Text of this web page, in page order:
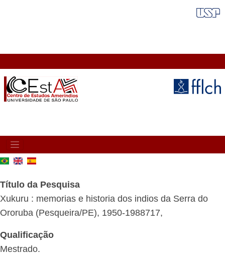
MAIN
NAVIGATION
Título da Pesquisa
Xukuru : memorias e historia dos indios da Serra do
Ororuba (Pesqueira/PE), 1950-1988717,
Qualificação
Mestrado.